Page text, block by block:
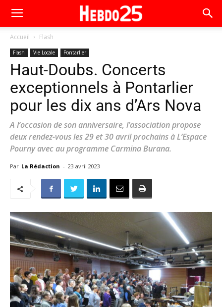
Accueil Flash
Flash Vie Locale Pontarlier
Haut-Doubs. Concerts
exceptionnels à Pontarlier
pour les dix ans d’Ars Nova
A l’occasion de son anniversaire, l’association propose
deux rendez-vous les 29 et 30 avril prochains à L’Espace
Pourny avec au programme Carmina Burana.
Par La Rédaction - 23 avril 2023